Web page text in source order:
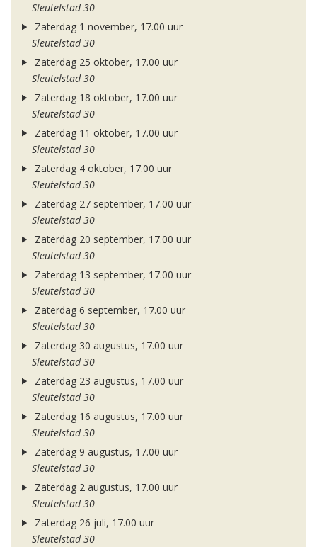
Sleutelstad 30
Zaterdag 1 november, 17.00 uur
Sleutelstad 30
Zaterdag 25 oktober, 17.00 uur
Sleutelstad 30
Zaterdag 18 oktober, 17.00 uur
Sleutelstad 30
Zaterdag 11 oktober, 17.00 uur
Sleutelstad 30
Zaterdag 4 oktober, 17.00 uur
Sleutelstad 30
Zaterdag 27 september, 17.00 uur
Sleutelstad 30
Zaterdag 20 september, 17.00 uur
Sleutelstad 30
Zaterdag 13 september, 17.00 uur
Sleutelstad 30
Zaterdag 6 september, 17.00 uur
Sleutelstad 30
Zaterdag 30 augustus, 17.00 uur
Sleutelstad 30
Zaterdag 23 augustus, 17.00 uur
Sleutelstad 30
Zaterdag 16 augustus, 17.00 uur
Sleutelstad 30
Zaterdag 9 augustus, 17.00 uur
Sleutelstad 30
Zaterdag 2 augustus, 17.00 uur
Sleutelstad 30
Zaterdag 26 juli, 17.00 uur
Sleutelstad 30